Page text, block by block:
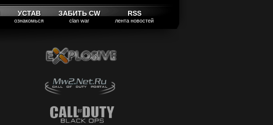
УСТАВ
ознакомься
ЗАБИТЬ CW
clan war
RSS
лента новостей